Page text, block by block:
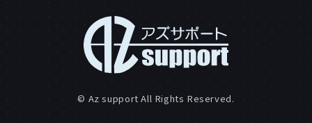
© Az support All Rights Reserved.